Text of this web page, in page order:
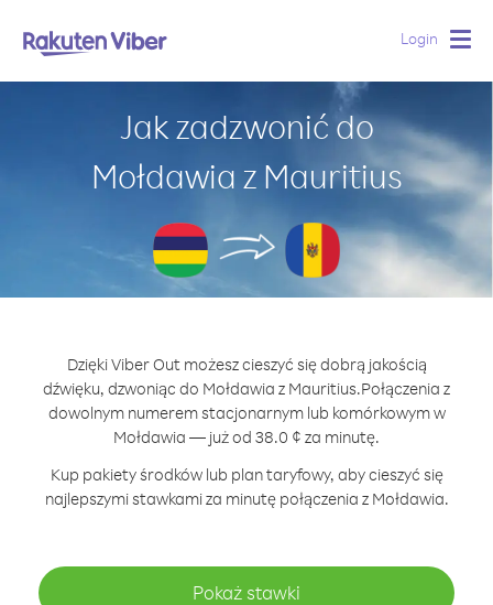
Login
Jak zadzwonić do
Mołdawia z Mauritius
Dzięki Viber Out możesz cieszyć się dobrą jakością
dźwięku, dzwoniąc do Mołdawia z Mauritius.Połączenia z
dowolnym numerem stacjonarnym lub komórkowym w
Mołdawia — już od 38.0 ¢ za minutę.
Kup pakiety środków lub plan taryfowy, aby cieszyć się
najlepszymi stawkami za minutę połączenia z Mołdawia.
Pokaż stawki